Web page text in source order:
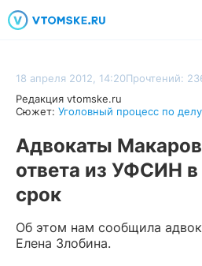
18 апреля 2012, 14:20Прочтений:
Редакция vtomske.ru
Сюжет: Уголовный процесс по
Адвокаты
ответа из УФСИН
срок
Об этом нам сообщила
Елена Злобина.